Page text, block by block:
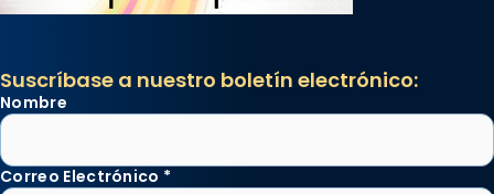
Suscríbase a nuestro boletín electrónico:
Nombre
Correo Electrónico *